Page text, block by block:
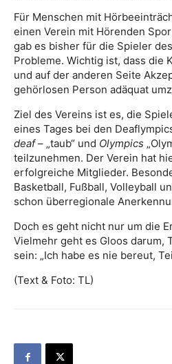
Für Menschen mit
einen Verein mit Hörenden
gab es bisher für die Spieler
Probleme. Wichtig ist, dass die
und auf der anderen Seite
gehörlosen Person adäquat
Ziel des Vereins ist es, die
eines Tages bei den
deaf– „taub“ und Olympics
teilzunehmen. Der Verein hat
erfolgreiche Mitglieder.
Basketball, Fußball, Volleyball
schon überregionale
Doch es geht nicht nur um die
Vielmehr geht es Gloos darum,
sein: „Ich habe es nie bereut,
(Text & Foto: TL)